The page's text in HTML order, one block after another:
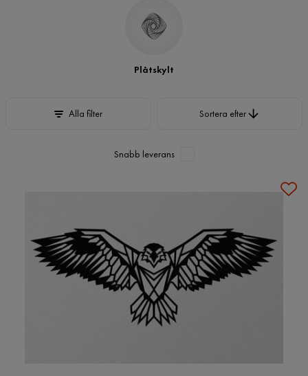
Plåtskylt
Alla filter Sortera efter
Snabb leverans